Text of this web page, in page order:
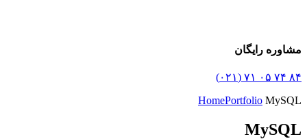
مشاوره رایگان
۸۴ ۷۴ ۰۵ ۷۱ (۰۲۱)
HomePortfolio MySQL
MySQL